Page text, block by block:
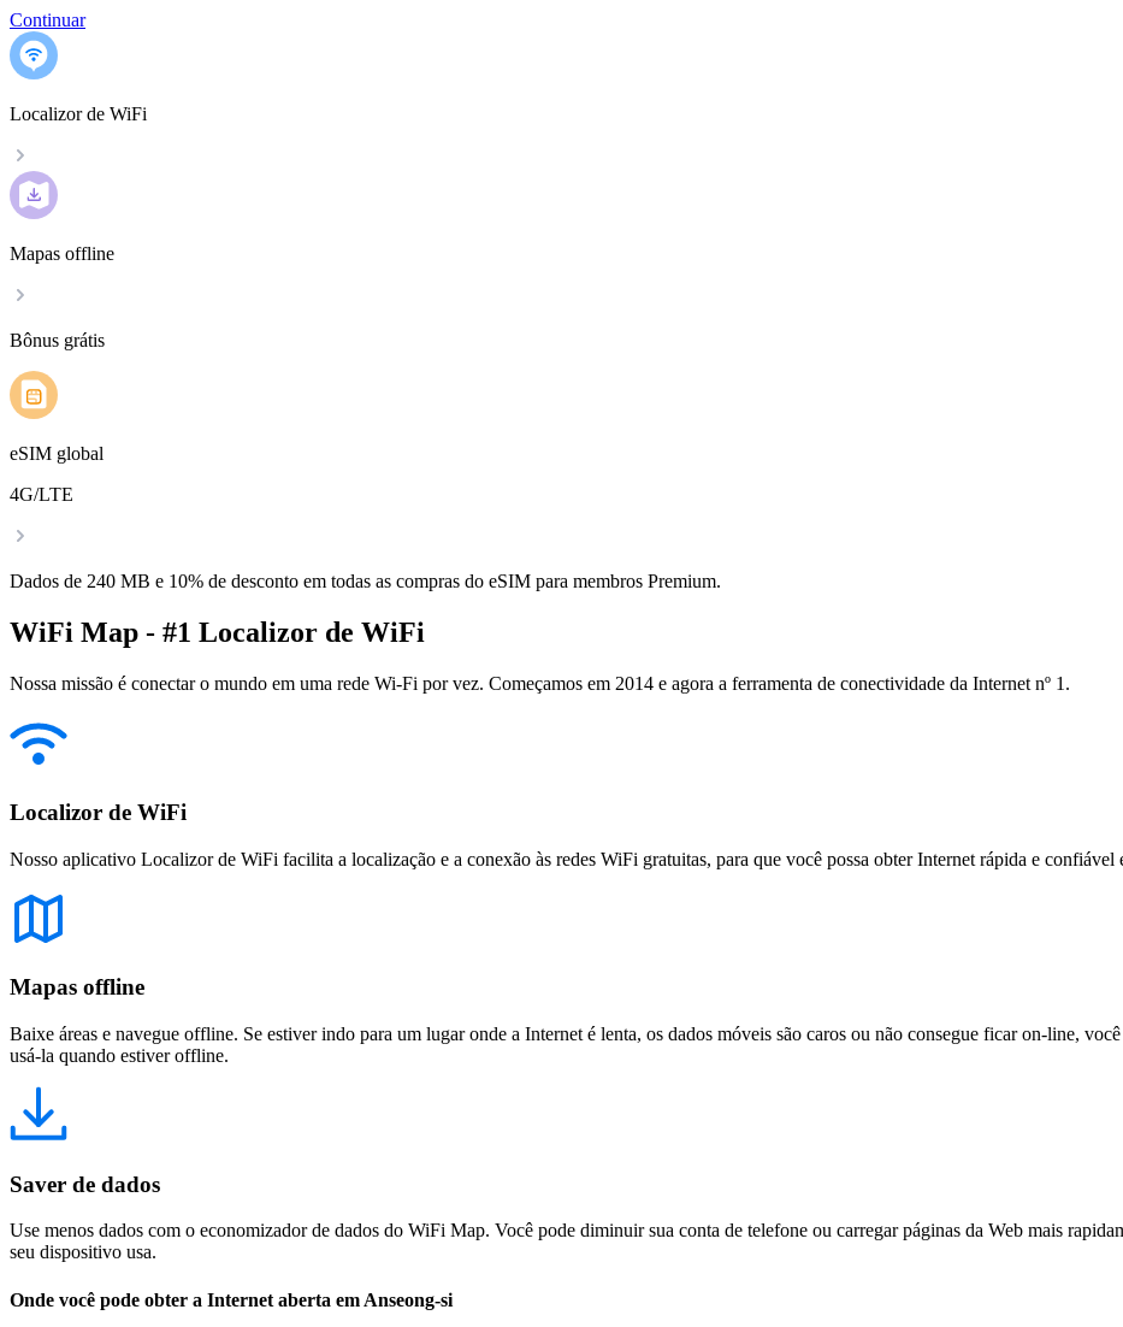
Continuar
Localizor de WiFi
Mapas offline
Bônus grátis
eSIM global
4G/LTE
Dados de 240 MB e 10% de desconto em todas as compras do eSIM para membros Premium.
WiFi Map - #1 Localizor de WiFi
Nossa missão é conectar o mundo em uma rede Wi-Fi por vez. Começamos em 2014 e agora a ferramenta de conectividade da Internet nº 1.
Localizor de WiFi
Nosso aplicativo Localizor de WiFi facilita a localização e a conexão às redes WiFi gratuitas, para que você possa obter Internet rápida e
Mapas offline
Baixe áreas e navegue offline. Se estiver indo para um lugar onde a Internet é lenta, os dados móveis são caros ou não consegue ficar on-line,
usá-la quando estiver offline.
Saver de dados
Use menos dados com o economizador de dados do WiFi Map. Você pode diminuir sua conta de telefone ou carregar páginas da Web mais
seu dispositivo usa.
Onde você pode obter a Internet aberta em Anseong-si